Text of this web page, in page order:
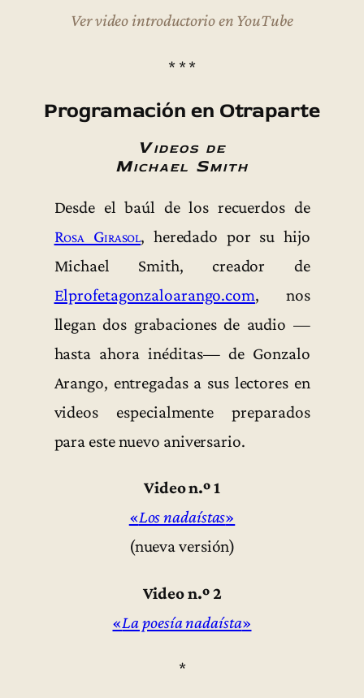
Ver video introductorio en YouTube
* * *
Programación en Otraparte
Videos de
Michael Smith
Desde el baúl de los recuerdos de
Rosa Girasol, heredado por su hijo
Michael Smith, creador de
Elprofetagonzaloarango.com, nos
llegan dos grabaciones de audio —
hasta ahora inéditas— de Gonzalo
Arango, entregadas a sus lectores en
videos especialmente preparados
para este nuevo aniversario.
Video n.º 1
«Los nadaístas»
(nueva versión)
Video n.º 2
«La poesía nadaísta»
*